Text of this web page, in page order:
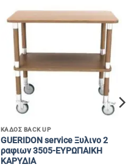
ΚΑΔΟΣ BACK UP
GUERIDON service Ξυλινο 2
ραφιων 3505-ΕΥΡΩΠΑΙΚΗ
ΚΑΡΥΔΙΑ